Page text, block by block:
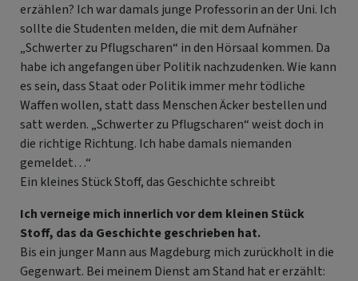
erzählen? Ich war damals junge Professorin an der Uni. Ich
sollte die Studenten melden, die mit dem Aufnäher
„Schwerter zu Pflugscharen“ in den Hörsaal kommen. Da
habe ich angefangen über Politik nachzudenken. Wie kann
es sein, dass Staat oder Politik immer mehr tödliche
Waffen wollen, statt dass Menschen Äcker bestellen und
satt werden. „Schwerter zu Pflugscharen“ weist doch in
die richtige Richtung. Ich habe damals niemanden
gemeldet…“
Ein kleines Stück Stoff, das Geschichte schreibt
Ich verneige mich innerlich vor dem kleinen Stück
Stoff, das da Geschichte geschrieben hat.
Bis ein junger Mann aus Magdeburg mich zurückholt in die
Gegenwart. Bei meinem Dienst am Stand hat er erzählt: